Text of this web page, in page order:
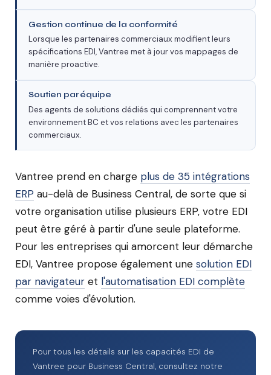
Gestion continue de la conformité
Lorsque les partenaires commerciaux modifient leurs
spécifications EDI, Vantree met à jour vos mappages de
manière proactive.
Soutien par équipe
Des agents de solutions dédiés qui comprennent votre
environnement BC et vos relations avec les partenaires
commerciaux.
Vantree prend en charge plus de 35 intégrations
ERP au-delà de Business Central, de sorte que si
votre organisation utilise plusieurs ERP, votre EDI
peut être géré à partir d'une seule plateforme.
Pour les entreprises qui amorcent leur démarche
EDI, Vantree propose également une solution EDI
par navigateur et l'automatisation EDI complète
comme voies d'évolution.
Pour tous les détails sur les capacités EDI de
Vantree pour Business Central, consultez notre